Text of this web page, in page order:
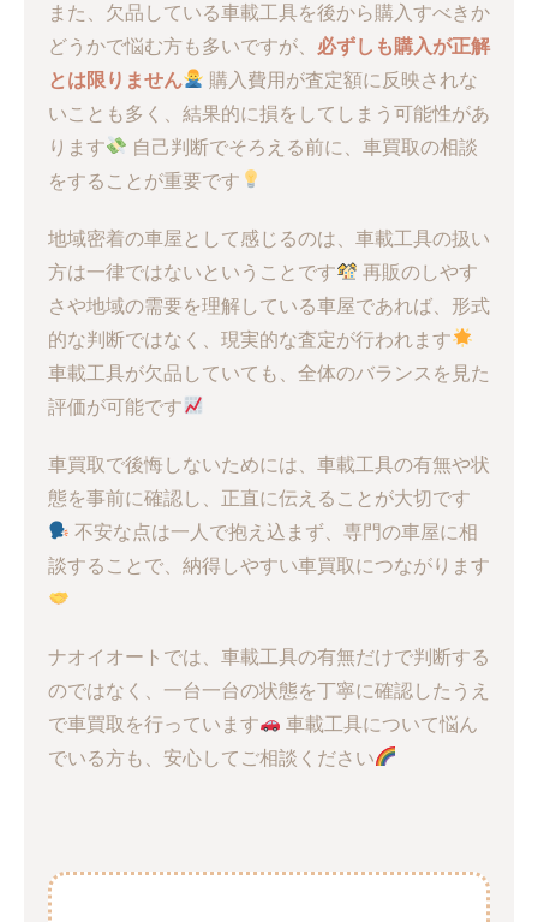
また、欠品している車載工具を後から購入すべきか
どうかで悩む方も多いですが、 必ずしも購入が正解
とは限りません
購入費用が査定額に反映されな
いことも多く、結果的に損をしてしまう可能性があ
ります
自己判断でそろえる前に、車買取の相談
をすることが重要です
地域密着の車屋として感じるのは、車載工具の扱い
方は一律ではないということです
再販のしやす
さや地域の需要を理解している車屋であれば、形式
的な判断ではなく、現実的な査定が行われます
車載工具が欠品していても、全体のバランスを見た
評価が可能です
車買取で後悔しないためには、車載工具の有無や状
態を事前に確認し、正直に伝えることが大切です
不安な点は一人で抱え込まず、専門の車屋に相
談することで、納得しやすい車買取につながります
ナオイオートでは、車載工具の有無だけで判断する
のではなく、一台一台の状態を丁寧に確認したうえ
で車買取を行っています
車載工具について悩ん
でいる方も、安心してご相談ください